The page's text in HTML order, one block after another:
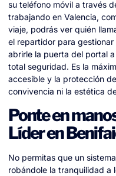
su teléfono móvil a través
trabajando en Valencia,
viaje, podrás ver quién
el repartidor para
abrirle la puerta del portal
total seguridad. Es la
accesible y la protección
convivencia ni la estética
Ponte en
Líder en
No permitas que un
robándole la tranquilidad a